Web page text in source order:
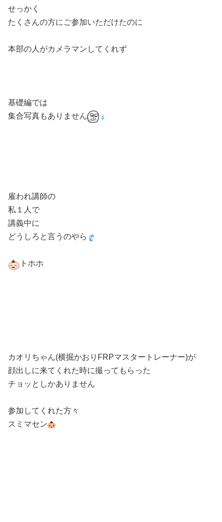
せっかく
たくさんの方にご参加いただけたのに
本部の人がカメラマンしてくれず
基礎編では
集合写真もありません
雇われ講師の
私１人で
講義中に
どうしろと言うのやら
トホホ
カオリちゃん(横掘かおりFRPマスタートレーナー)が
顔出しに来てくれた時に撮ってもらった
チョッとしかありません
参加してくれた方々
スミマセン